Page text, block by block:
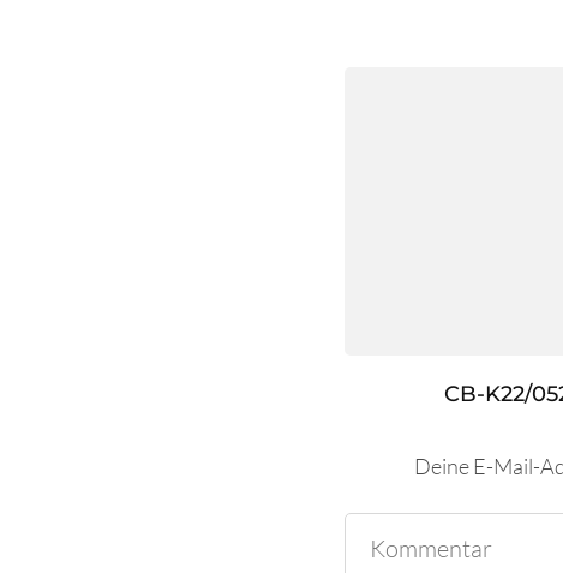
CB-K22/
Deine E-Mail-